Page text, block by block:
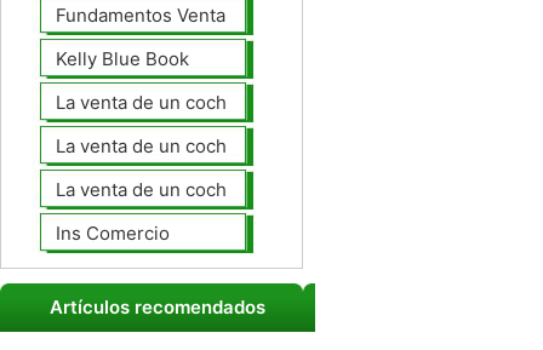
Fundamentos Venta de coches
Kelly Blue Book
La venta de un coche en línea
La venta de un coche usted mismo
La venta de un coche a un taller de
Ins Comercio
Artículos recomendados